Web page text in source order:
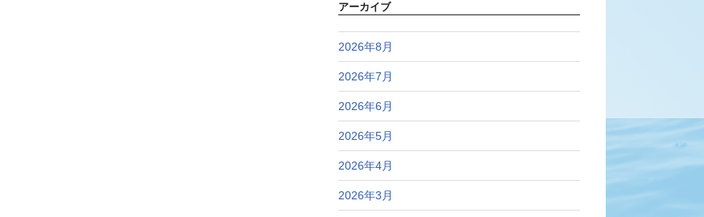
アーカイブ
2026年8月
2026年7月
2026年6月
2026年5月
2026年4月
2026年3月